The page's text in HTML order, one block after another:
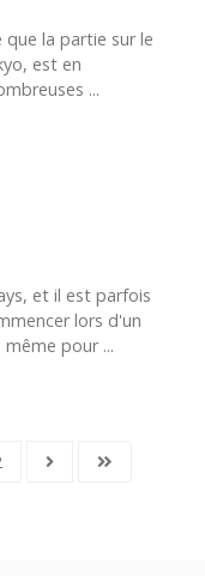
que la partie sur le
est en
...
et il est parfois
lors d'un
pour ...